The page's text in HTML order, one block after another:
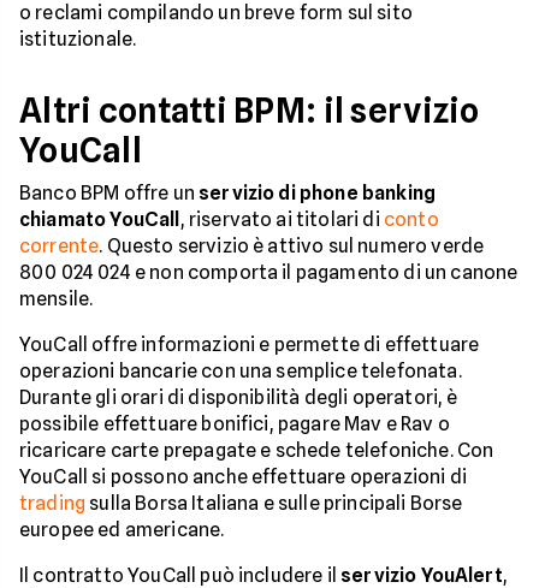
o reclami compilando un breve form sul sito
istituzionale.
Altri contatti BPM: il servizio
YouCall
Banco BPM offre un servizio di phone banking
chiamato YouCall , riservato ai titolari di conto
corrente. Questo servizio è attivo sul numero verde
800 024 024 e non comporta il pagamento di un canone
mensile.
YouCall offre informazioni e permette di effettuare
operazioni bancarie con una semplice telefonata.
Durante gli orari di disponibilità degli operatori, è
possibile effettuare bonifici, pagare Mav e Rav o
ricaricare carte prepagate e schede telefoniche. Con
YouCall si possono anche effettuare operazioni di
trading sulla Borsa Italiana e sulle principali Borse
europee ed americane.
Il contratto YouCall può includere il servizio YouAlert,